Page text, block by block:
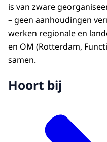
is van zware
– geen aanhoudingen
werken regionale en
en OM (Rotterdam,
samen.
Hoort bij